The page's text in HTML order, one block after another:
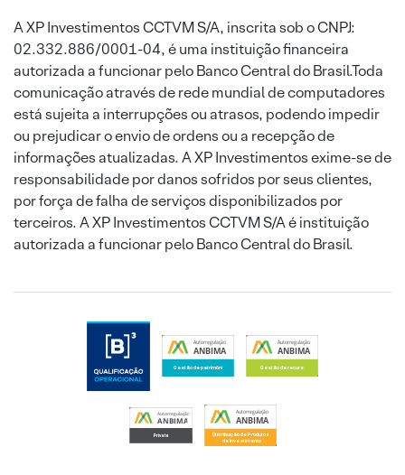
A XP Investimentos CCTVM S/A, inscrita sob o CNPJ:
02.332.886/0001-04, é uma instituição financeira
autorizada a funcionar pelo Banco Central do Brasil.Toda
comunicação através de rede mundial de computadores
está sujeita a interrupções ou atrasos, podendo impedir
ou prejudicar o envio de ordens ou a recepção de
informações atualizadas. A XP Investimentos exime-se de
responsabilidade por danos sofridos por seus clientes,
por força de falha de serviços disponibilizados por
terceiros. A XP Investimentos CCTVM S/A é instituição
autorizada a funcionar pelo Banco Central do Brasil.